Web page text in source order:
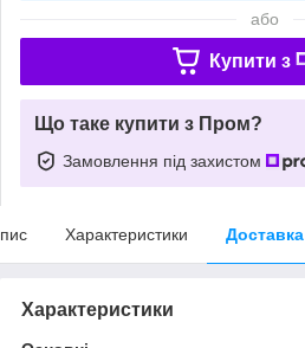
або
Купити з
Що таке купити з Пром?
Замовлення під захистом
Характеристики Доставка
Характеристики